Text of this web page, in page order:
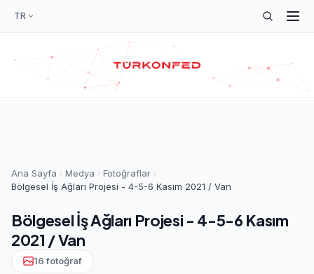
TR
Ana Sayfa Medya
Fotoğraflar
Bölgesel İş Ağları Projesi - 4-5-6 Kasım 2021 / Van
Bölgesel İş Ağları Projesi - 4-5-6 Kasım
2021 / Van
16 fotoğraf